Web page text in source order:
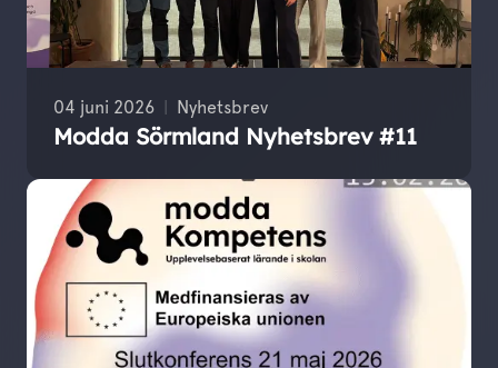
04 juni 2026 Nyhetsbrev
Modda Sörmland Nyhetsbrev #11